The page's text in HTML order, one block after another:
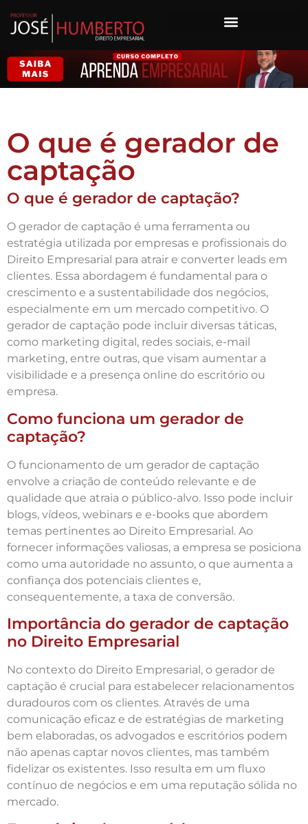
O que é gerador de
captação
O que é gerador de captação?
O gerador de captação é uma ferramenta ou
estratégia utilizada por empresas e profissionais do
Direito Empresarial para atrair e converter leads em
clientes. Essa abordagem é fundamental para o
crescimento e a sustentabilidade dos negócios,
especialmente em um mercado competitivo. O
gerador de captação pode incluir diversas táticas,
como marketing digital, redes sociais, e-mail
marketing, entre outras, que visam aumentar a
visibilidade e a presença online do escritório ou
empresa.
Como funciona um gerador de
captação?
O funcionamento de um gerador de captação
envolve a criação de conteúdo relevante e de
qualidade que atraia o público-alvo. Isso pode incluir
blogs, vídeos, webinars e e-books que abordem
temas pertinentes ao Direito Empresarial. Ao
fornecer informações valiosas, a empresa se posiciona
como uma autoridade no assunto, o que aumenta a
confiança dos potenciais clientes e,
consequentemente, a taxa de conversão.
Importância do gerador de captação
no Direito Empresarial
No contexto do Direito Empresarial, o gerador de
captação é crucial para estabelecer relacionamentos
duradouros com os clientes. Através de uma
comunicação eficaz e de estratégias de marketing
bem elaboradas, os advogados e escritórios podem
não apenas captar novos clientes, mas também
fidelizar os existentes. Isso resulta em um fluxo
contínuo de negócios e em uma reputação sólida no
mercado.